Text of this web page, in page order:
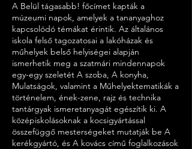
A Belül tágasabb! főcímet kapták a
múzeumi napok, amelyek a tananyaghoz
kapcsolódó témákat érintik. Az általános
iskola felső tagozatosai a lakóházak és
műhelyek belső helyiségei alapján
ismerhetik meg a szatmári mindennapok
egy-egy szeletét A szoba, A konyha,
Mulatságok, valamint a Műhelyektematikák a
történelem, ének-zene, rajz és technika
tantárgyak ismeretanyagát egészítik ki. A
középiskolásoknak a kocsigyártással
összefüggő mesterségeket mutatják be A
kerékgyártó, és A kovács című foglalkozások